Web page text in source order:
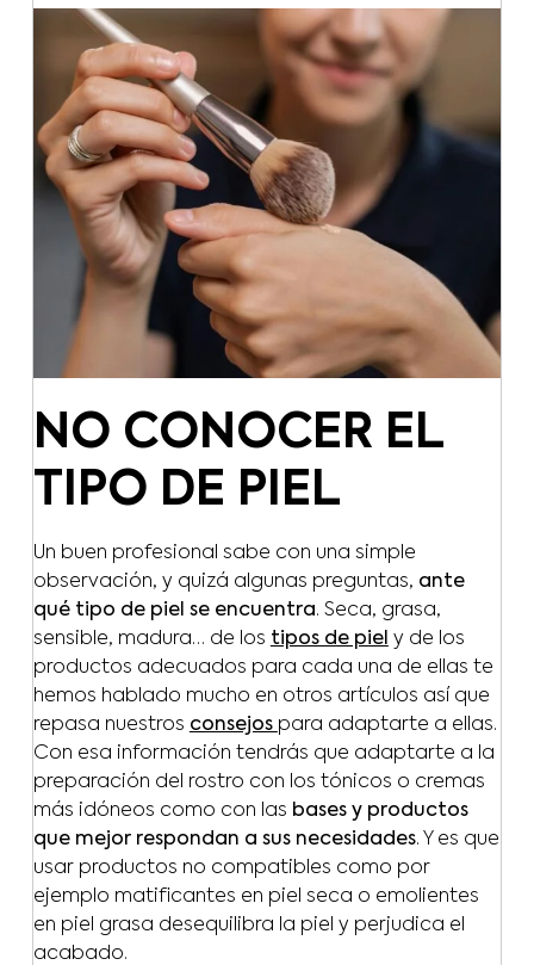
NO CONOCER EL
TIPO DE PIEL
Un buen profesional sabe con una simple
observación, y quizá algunas preguntas, ante
qué tipo de piel se encuentra. Seca, grasa,
sensible, madura… de los tipos de piel y de los
productos adecuados para cada una de ellas te
hemos hablado mucho en otros artículos así que
repasa nuestros consejos para adaptarte a ellas.
Con esa información tendrás que adaptarte a la
preparación del rostro con los tónicos o cremas
más idóneos como con las bases y productos
que mejor respondan a sus necesidades. Y es que
usar productos no compatibles como por
ejemplo matificantes en piel seca o emolientes
en piel grasa desequilibra la piel y perjudica el
acabado.